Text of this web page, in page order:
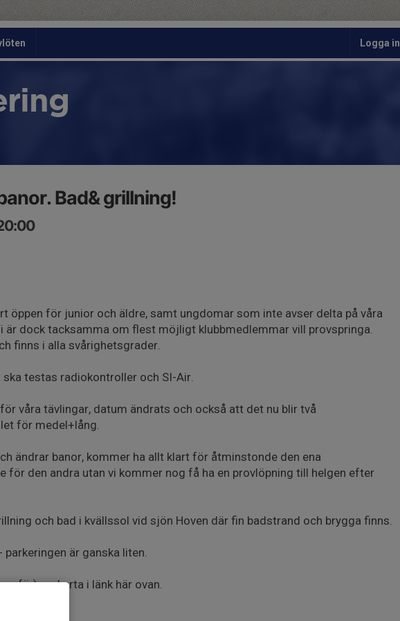
Logga in
Bad& grillning!
öppen för junior och äldre, samt ungdomar som inte avser delta på våra
är dock tacksamma om flest möjligt klubbmedlemmar vill provspringa.
finns i alla svårighetsgrader.
ska testas radiokontroller och SI-Air.
våra tävlingar, datum ändrats och också att det nu blir två
för medel+lång.
ändrar banor, kommer ha allt klart för åtminstonde den ena
för den andra utan vi kommer nog få ha en provlöpning till helgen efter
och bad i kvällssol vid sjön Hoven där fin badstrand och brygga finns.
är ganska liten.
se karta i länk här ovan.